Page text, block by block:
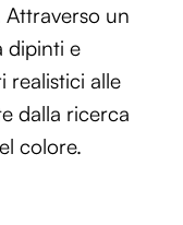
Attraverso un
dipinti e
realistici alle
dalla ricerca
colore.